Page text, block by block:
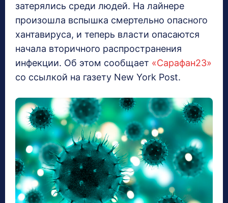
затерялись среди людей. На лайнере
произошла вспышка смертельно опасного
хантавируса, и теперь власти опасаются
начала вторичного распространения
инфекции. Об этом сообщает «Сарафан23»
со ссылкой на газету New York Post.